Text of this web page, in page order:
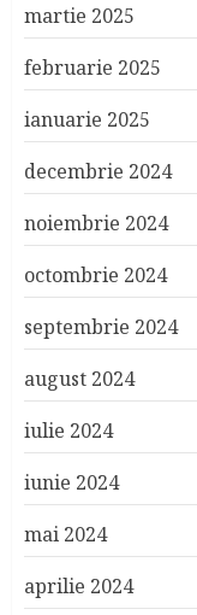
martie 2025
februarie 2025
ianuarie 2025
decembrie 2024
noiembrie 2024
octombrie 2024
septembrie 2024
august 2024
iulie 2024
iunie 2024
mai 2024
aprilie 2024